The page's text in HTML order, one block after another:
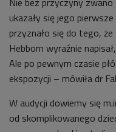
ukazały się jego
przyznało się do tego,
Hebborn wyraźnie
Ale po pewnym czasie
ekspozycji – mówiła dr
W audycji dowiemy się
od skomplikowanego